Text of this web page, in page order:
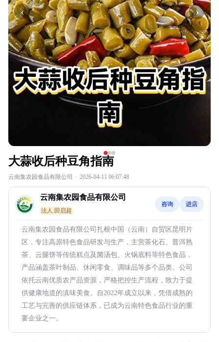
‹ ›
大蒜收后种豆角指南
云南集农园食品有限公司 · 2026-04-11 06:07:48
云南集农园食品有限公司
法人:田启超
咨询 进店
云南集农园食品有限公司扎根中国（云南）自贸区昆明片
区，专注高原特色食品研发与生产，主营茶化石、普洱熟
茶、云腿饼等传统糕点及菌汤包、火锅底料等特色食品，
产品涵盖茶叶制品、休闲零食、调味品等多个品类。公司
依托云南优质农产品资源，严格把控生产流程，致力于提
供健康地道的滇味美食。自2022年成立以来，凭借成熟的
工艺与完善的供应链体系，已成为云南特色食品行业的重
要企业之一。